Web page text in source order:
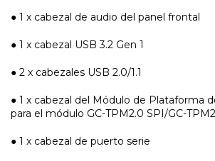
● 1 x cabezal de audio del panel frontal
● 1 x cabezal USB 3.2 Gen 1
● 2 x cabezales USB 2.0/1.1
● 1 x cabezal del Módulo de Plataforma
para el módulo GC-TPM2.0 SPI/GC-
● 1 x cabezal de puerto serie